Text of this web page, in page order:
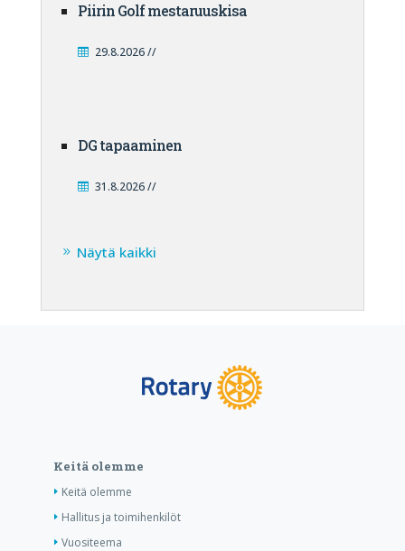
Piirin Golf mestaruuskisa
29.8.2026 //
DG tapaaminen
31.8.2026 //
Näytä kaikki
Keitä olemme
Keitä olemme
Hallitus ja toimihenkilöt
Vuositeema